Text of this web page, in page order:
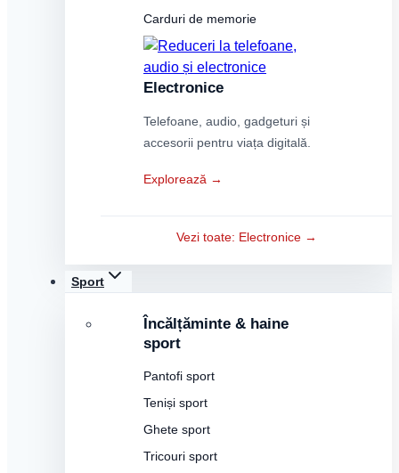
Carduri de memorie
Electronice
Telefoane, audio, gadgeturi și
accesorii pentru viața digitală.
Explorează →
Vezi toate: Electronice →
Sport
Încălțăminte & haine
sport
Pantofi sport
Teniși sport
Ghete sport
Tricouri sport